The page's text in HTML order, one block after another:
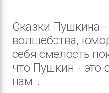
Сказки Пушкина -
волшебства,
себя смелость
что Пушкин - это
нам....